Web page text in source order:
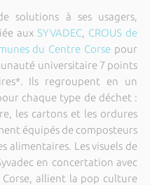
solutions à ses usagers,
aux SYVADEC, CROUS de
du Centre Corse pour
universitaire 7 points
Ils regroupent en un
chaque type de déchet :
les cartons et les ordures
équipés de composteurs
alimentaires. Les visuels de
en concertation avec
Corse, allient la pop culture